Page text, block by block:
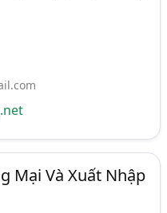
Mại Và Xuất Nhập